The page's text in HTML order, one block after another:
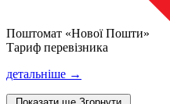
Поштомат «Нової Пошти»
Тариф перевізника
детальніше →